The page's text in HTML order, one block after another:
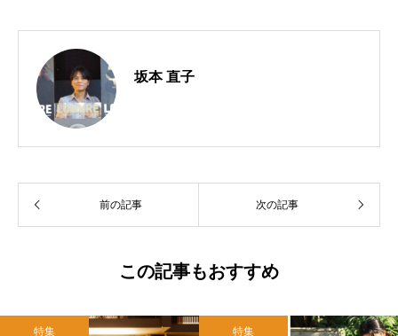
坂本 直子
前の記事 次の記事
この記事もおすすめ
特集 特集